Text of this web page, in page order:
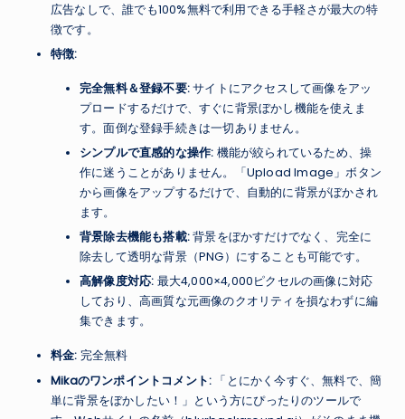
広告なしで、誰でも100%無料で利用できる手軽さが最大の特
徴です。
特徴:
完全無料＆登録不要:サイトにアクセスして画像をアッ
プロードするだけで、すぐに背景ぼかし機能を使えま
す。面倒な登録手続きは一切ありません。
シンプルで直感的な操作: 機能が絞られているため、操
作に迷うことがありません。「Upload Image」ボタン
から画像をアップするだけで、自動的に背景がぼかされ
ます。
背景除去機能も搭載:背景をぼかすだけでなく、完全に
除去して透明な背景（PNG）にすることも可能です。
高解像度対応: 最大4,000×4,000ピクセルの画像に対応
しており、高画質な元画像のクオリティを損なわずに編
集できます。
料金: 完全無料
Mikaのワンポイントコメント: 「とにかく今すぐ、無料で、簡
単に背景をぼかしたい！」という方にぴったりのツールで